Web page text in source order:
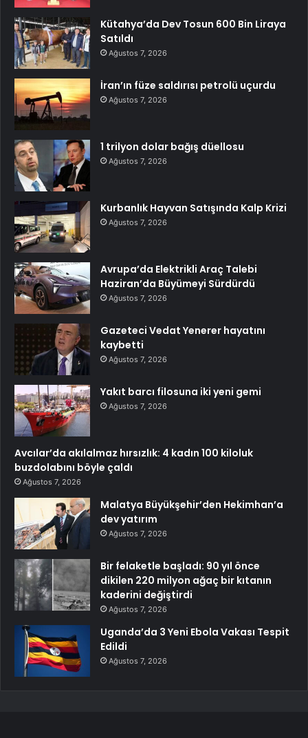
Kütahya’da Dev Tosun 600 Bin Liraya
Satıldı
Ağustos 7, 2026
İran’ın füze saldırısı petrolü uçurdu
Ağustos 7, 2026
1 trilyon dolar bağış düellosu
Ağustos 7, 2026
Kurbanlık Hayvan Satışında Kalp Krizi
Ağustos 7, 2026
Avrupa’da Elektrikli Araç Talebi
Haziran’da Büyümeyi Sürdürdü
Ağustos 7, 2026
Gazeteci Vedat Yenerer hayatını
kaybetti
Ağustos 7, 2026
Yakıt barcı filosuna iki yeni gemi
Ağustos 7, 2026
Avcılar’da akılalmaz hırsızlık: 4 kadın 100 kiloluk
buzdolabını böyle çaldı
Ağustos 7, 2026
Malatya Büyükşehir’den Hekimhan’a
dev yatırım
Ağustos 7, 2026
Bir felaketle başladı: 90 yıl önce
dikilen 220 milyon ağaç bir kıtanın
kaderini değiştirdi
Ağustos 7, 2026
Uganda’da 3 Yeni Ebola Vakası Tespit
Edildi
Ağustos 7, 2026